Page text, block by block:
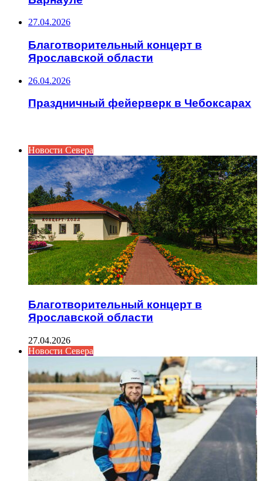
27.04.2026
Благотворительный концерт в
Ярославской области
26.04.2026
Праздничный фейерверк в Чебоксарах
Новости Севера
Благотворительный концерт в
Ярославской области
27.04.2026
Новости Севера